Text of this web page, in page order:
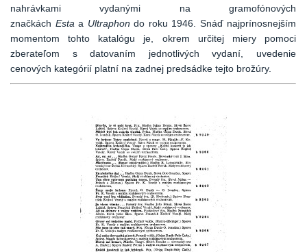
nahrávkami vydanými na gramofónových
značkách Estaa Ultraphon do roku 1946. Snáď najprínosnejším
momentom tohto katalógu je, okrem určitej miery pomoci
zberateľom s datovaním jednotlivých vydaní, uvedenie
cenových kategórií platní na zadnej predsádke tejto brožúry.